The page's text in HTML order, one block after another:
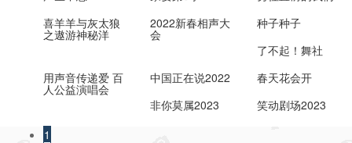
喜羊羊与灰太狼
之遨游神秘洋
2022新春相声大
会
种子种子
了不起！舞社
用声音传递爱 百
人公益演唱会
中国正在说2022
春天花会开
非你莫属2023
笑动剧场2023
1